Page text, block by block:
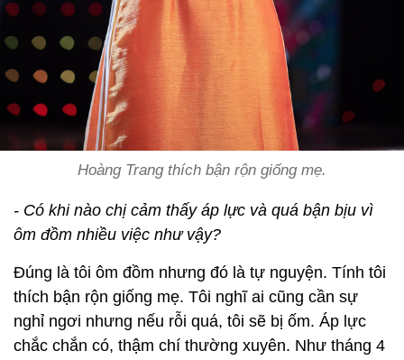
Hoàng Trang thích bận rộn giống mẹ.
- Có khi nào chị cảm thấy áp lực và quá bận bịu vì
ôm đồm nhiều việc như vậy?
Đúng là tôi ôm đồm nhưng đó là tự nguyện. Tính tôi
thích bận rộn giống mẹ. Tôi nghĩ ai cũng cần sự
nghỉ ngơi nhưng nếu rỗi quá, tôi sẽ bị ốm. Áp lực
chắc chắn có, thậm chí thường xuyên. Như tháng 4